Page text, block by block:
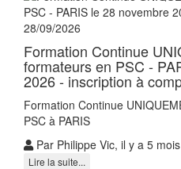
Formation Continue
formateurs en PSC -
2026 - inscription à
Formation Continue
PSC à PARIS
Par Philippe Vic, il y a 5 mois
Lire la suite...